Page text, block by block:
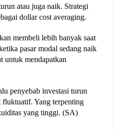
atau juga naik. Strategi
dollar cost averaging.
membeli lebih banyak saat
pasar modal sedang naik
untuk mendapatkan
penyebab investasi turun
fluktuatif. Yang terpenting
yang tinggi. (SA)